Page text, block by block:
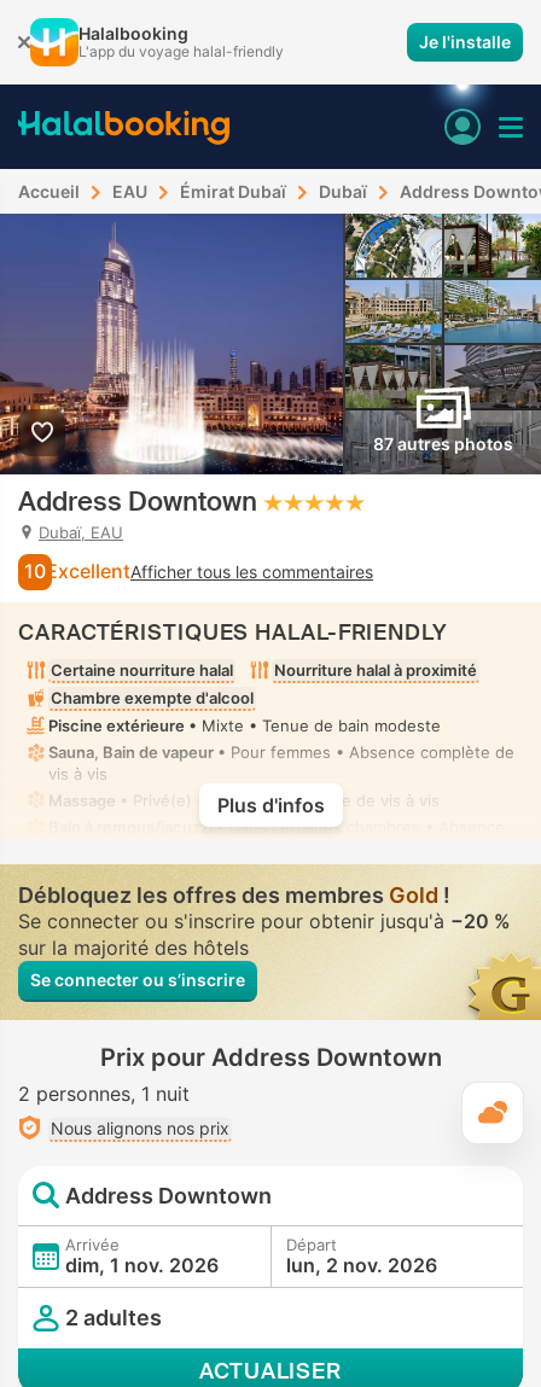
Halalbooking
L'app du voyage halal-friendly Je l'installe
Accueil EAU Émirat Dubaï Dubaï Address
87 autres photos
Address Downtown
Dubaï, EAU
10 ExcellentAfficher tous les commentaires
CARACTÉRISTIQUES HALAL-FRIENDLY
Certaine nourriture halal
Nourriture halal à proximité
Chambre exempte d'alcool
Piscine extérieure • Mixte • Tenue de bain modeste
Sauna, Bain de vapeur • Pour femmes • Absence complète de
vis à vis
Massage • Privé(e) • Absence complète de vis à vis
Bain à remous/jacuzzi• Dans certaines chambres • Absence
Douchette bidet manuel
• Dans toutes chambres
Plus d'infos
Débloquez les offres des membres Gold !
Se connecter ou s'inscrire pour obtenir jusqu'à −20 %
sur la majorité des hôtels
Se connecter ou s’inscrire
Prix pour Address Downtown
2 personnes 1 nuit
Nous alignons nos prix
Address Downtown
Arrivée
dim, 1 nov. 2026
Départ
lun, 2 nov. 2026
2 adultes
ACTUALISER